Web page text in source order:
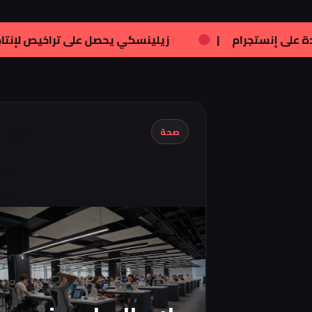
| فنون:تامر هجرس يشارك بصورته الجديدة على
صحة